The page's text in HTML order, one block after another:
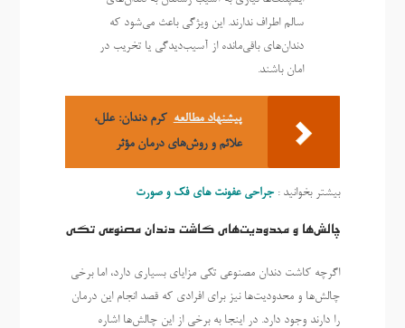
سالم اطراف ندارند. این ویژگی باعث می‌شود که
دندان‌های باقی‌مانده از آسیب‌دیدگی یا تخریب در
امان باشند.
پیشنهاد مطالعه کرم دندان: علل،
علائم و روش‌های درمان مؤثر
بیشتر بخوانید : جراحی عفونت های فک و صورت
چالش‌ها و محدودیت‌های کاشت دندان مصنوعی تکی
اگرچه کاشت دندان مصنوعی تکی مزایای بسیاری دارد، اما برخی
چالش‌ها و محدودیت‌ها نیز برای افرادی که قصد انجام این درمان
را دارند وجود دارد. در اینجا به برخی از این چالش‌ها اشاره